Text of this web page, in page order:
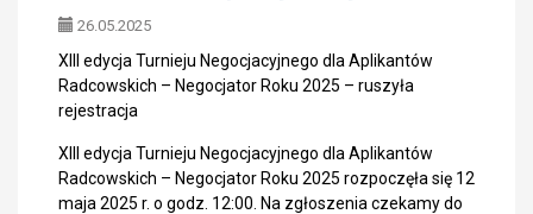
26.05.2025
XIII edycja Turnieju Negocjacyjnego dla Aplikantów
Radcowskich – Negocjator Roku 2025 – ruszyła
rejestracja
XIII edycja Turnieju Negocjacyjnego dla Aplikantów
Radcowskich – Negocjator Roku 2025 rozpoczęła się 12
maja 2025 r. o godz. 12:00. Na zgłoszenia czekamy do